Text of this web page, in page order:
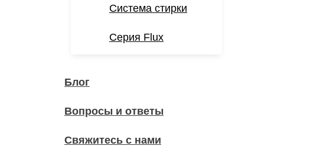
Система стирки
Серия Flux
Блог
Вопросы и ответы
Свяжитесь с нами